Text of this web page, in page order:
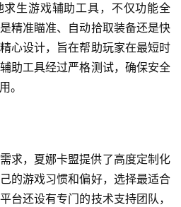
生游戏辅助工具，不仅功能全
精准瞄准、自动拾取装备还是快
心设计，旨在帮助玩家在最短时
助工具经过严格测试，确保安全
。
求，夏娜卡盟提供了高度定制化
的游戏习惯和偏好，选择最适合
台还设有专门的技术支持团队，